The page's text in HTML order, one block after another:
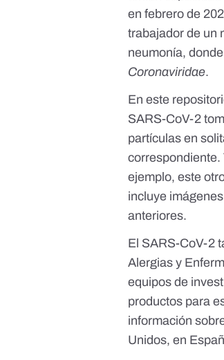
en febrero de
trabajador de un
neumonía,
Coronaviridae.
En este
SARS-CoV-2
partículas en
correspondiente.
ejemplo,este
incluye imágenes
anteriores.
El SARS-CoV-2
Alergias y
equipos de
productos para
información
Unidos, en